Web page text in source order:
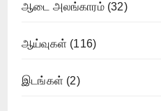
ஆடை அலங்காரம்(32)
ஆய்வுகள் (116)
இடங்கள் (2)